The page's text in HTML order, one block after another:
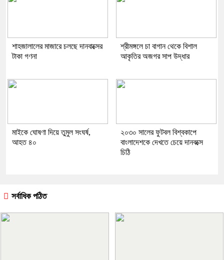
শাহজালালের মাজারে চলছে দানবাক্সের
টাকা গণনা
শ্রীমঙ্গলে চা বাগান থেকে বিশাল
আকৃতির অজগর সাপ উদ্ধার
মাইকে ঘোষণা দিয়ে তুমুল সংঘর্ষ,
আহত ৪০
২০৩০ সালের ফুটবল বিশ্বকাপে
বাংলাদেশকে দেখতে চেয়ে দানবক্সে
চিঠি
সর্বাধিক পঠিত